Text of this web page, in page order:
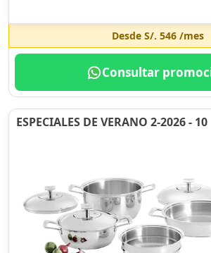
Desde S/. 546/mes
Consultar
ESPECIALES DE VERANO 2-2026 - 10